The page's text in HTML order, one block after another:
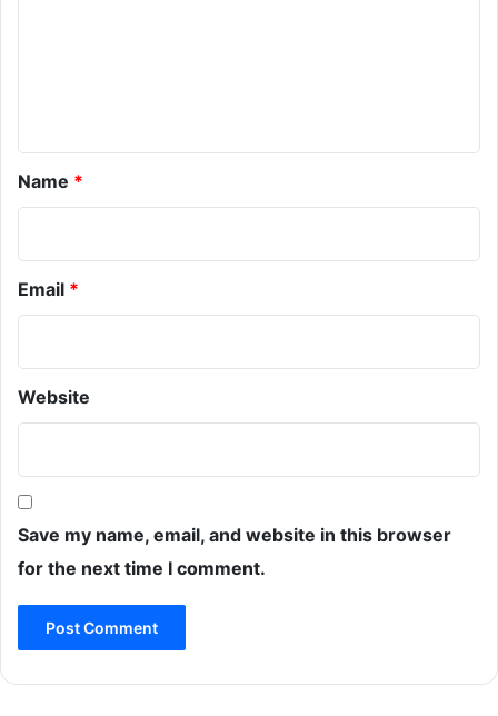
Name *
Email *
Website
Save my name, email, and website in this browser
for the next time I comment.